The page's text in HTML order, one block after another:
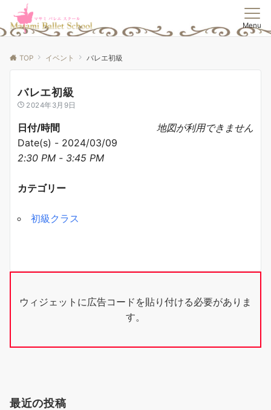
Menu
TOP イベント バレエ初級
バレエ初級
2024年3月9日
地図が利用できません
日付/時間
Date(s) - 2024/03/09
2:30 PM - 3:45 PM
カテゴリー
初級クラス
ウィジェットに広告コードを貼り付ける必要がありま
す。
最近の投稿